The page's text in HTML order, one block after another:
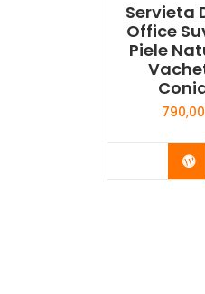
Servieta
Office
Piele
790,00